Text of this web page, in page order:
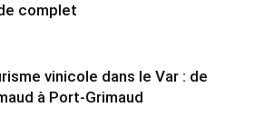
complet
vinicole dans le Var : de
à Port-Grimaud